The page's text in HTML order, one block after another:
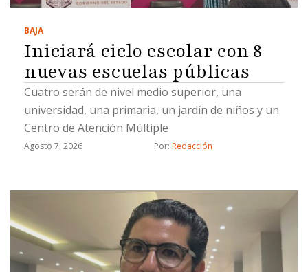
BAJA
Iniciará ciclo escolar con 8
nuevas escuelas públicas
Cuatro serán de nivel medio superior, una
universidad, una primaria, un jardín de niños y un
Centro de Atención Múltiple
Agosto 7, 2026 Por: Redacción